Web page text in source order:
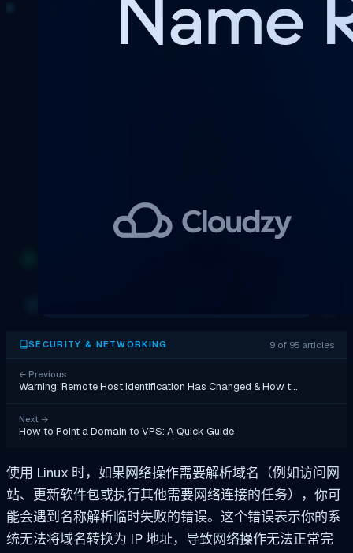
SECURITY & NETWORKING 9 of 95 articles
← Previous
Warning: Remote Host Identification Has Changed & How t…
Next →
How to Point a Domain to VPS: A Quick Guide
使用 Linux 时，如果网络操作需要解析域名（例如访问网
站、更新软件包或执行其他需要网络连接的任务），你可
能会遇到名称解析临时失败的错误。这个错误表示你的系
统无法将域名转换为 IP 地址，导致网络操作无法正常完